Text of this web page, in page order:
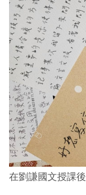
在劉謙國文授課